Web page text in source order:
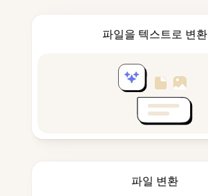
파일을 텍스트로 변환
파일 변환